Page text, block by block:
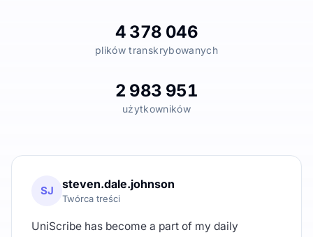
4 378 046
plików transkrybowanych
2 983 951
użytkowników
SJ steven.dale.johnson
Twórca treści
UniScribe has become a part of my daily